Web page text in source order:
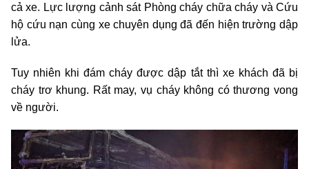
cả xe. Lực lượng cảnh sát Phòng cháy chữa cháy và Cứu
hộ cứu nạn cùng xe chuyên dụng đã đến hiện trường dập
lửa.
Tuy nhiên khi đám cháy được dập tắt thì xe khách đã bị
cháy trơ khung. Rất may, vụ cháy không có thương vong
về người.